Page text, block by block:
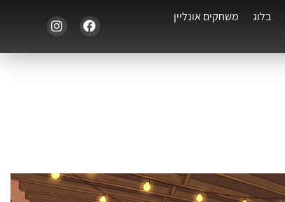
בלוג
משחקים אונליין